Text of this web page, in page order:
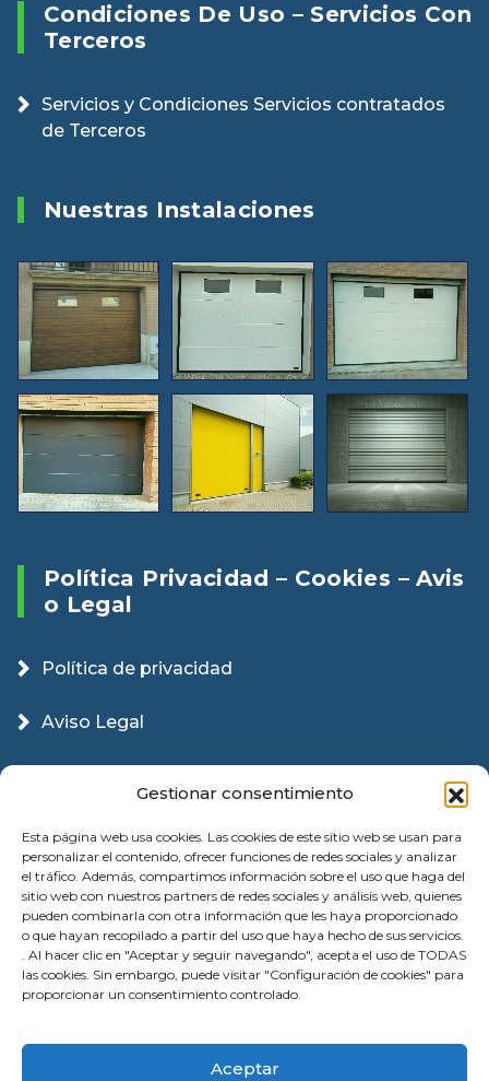
Gestionar consentimiento
Esta página web usa cookies. Las cookies de este sitio web se usan para
personalizar el contenido, ofrecer funciones de redes sociales y analizar
el tráfico. Además, compartimos información sobre el uso que haga del
sitio web con nuestros partners de redes sociales y análisis web, quienes
pueden combinarla con otra información que les haya proporcionado
o que hayan recopilado a partir del uso que haya hecho de sus servicios.
. Al hacer clic en "Aceptar y seguir navegando", acepta el uso de TODAS
las cookies. Sin embargo, puede visitar "Configuración de cookies" para
proporcionar un consentimiento controlado.
Aceptar
Condiciones De Uso – Servicios Con
Terceros
Servicios y Condiciones Servicios contratados
de Terceros
Nuestras Instalaciones
Política Privacidad – Cookies – Avis
O Legal
Política de privacidad
Aviso Legal
© 2026 Instalación Puertas Garaje Valencia |